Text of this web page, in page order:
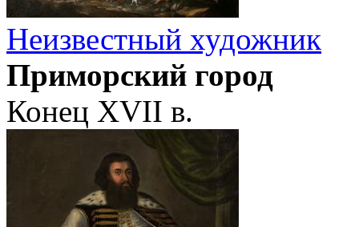
Неизвестный художник
Приморский город
Конец XVII в.